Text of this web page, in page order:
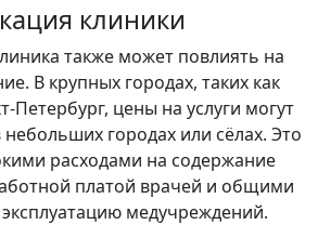
клиники
также может повлиять на
В крупных городах, таких как
Петербург, цены на услуги могут
городах или сёлах. Это
расходами на содержание
платой врачей и общими
медучреждений.